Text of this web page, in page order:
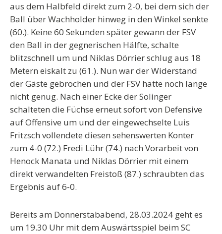
aus dem Halbfeld direkt zum 2-0, bei dem sich der
Ball über Wachholder hinweg in den Winkel senkte
(60.). Keine 60 Sekunden später gewann der FSV
den Ball in der gegnerischen Hälfte, schalte
blitzschnell um und Niklas Dörrier schlug aus 18
Metern eiskalt zu (61.). Nun war der Widerstand
der Gäste gebrochen und der FSV hatte noch lange
nicht genug. Nach einer Ecke der Solinger
schalteten die Füchse erneut sofort von Defensive
auf Offensive um und der eingewechselte Luis
Fritzsch vollendete diesen sehenswerten Konter
zum 4-0 (72.) Fredi Lühr (74.) nach Vorarbeit von
Henock Manata und Niklas Dörrier mit einem
direkt verwandelten Freistoß (87.) schraubten das
Ergebnis auf 6-0.
Bereits am Donnerstababend, 28.03.2024 geht es
um 19.30 Uhr mit dem Auswärtsspiel beim SC